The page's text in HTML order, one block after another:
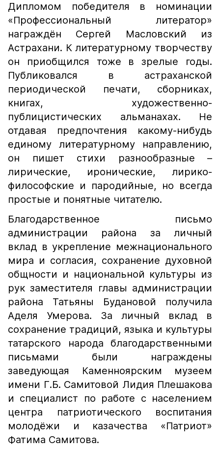
Дипломом победителя в номинации
«Профессиональный литератор»
награждён Сергей Масловский из
Астрахани. К литературному творчеству
он приобщился тоже в зрелые годы.
Публиковался в астраханской
периодической печати, сборниках,
книгах, художественно-
публицистических альманахах. Не
отдавая предпочтения какому-нибудь
единому литературному направлению,
он пишет стихи разнообразные –
лирические, иронические, лирико-
философские и пародийные, но всегда
простые и понятные читателю.
Благодарственное письмо
администрации района за личный
вклад в укрепление межнационального
мира и согласия, сохранение духовной
общности и национальной культуры из
рук заместителя главы администрации
района Татьяны Будановой получила
Аделя Умерова. За личный вклад в
сохранение традиций, языка и культуры
татарского народа благодарственными
письмами были награждены
заведующая Каменноярским музеем
имени Г.Б. Самитовой Лидия Плешакова
и специалист по работе с населением
центра патриотического воспитания
молодёжи и казачества «Патриот»
Фатима Самитова.